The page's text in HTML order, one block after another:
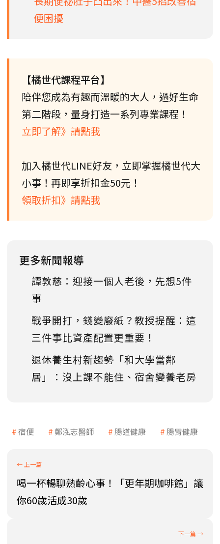
便困擾
【橘世代課程平台】
陪伴您成為有趣而溫暖的大人，過好生命
第二階段，量身打造一系列專業課程！
立即了解》請點我
加入橘世代LINE好友，立即掌握橘世代大
小事！再即享折扣金50元！
領取折扣》請點我
更多新聞報導
譚敦慈：迎接一個人老後，先想5件
事
戰爭開打，錢變廢紙？教授提醒：這
三件事比資產配置更重要！
退休養生村新趨勢「和大學當鄰
居」：沒上課不能住、宿舍變養老房
宿便 鄭泓志醫師 腸道健康 腸胃健康
喝一杯暢聊熟齡心事！「更年期咖啡館」讓
你60歲活成30歲